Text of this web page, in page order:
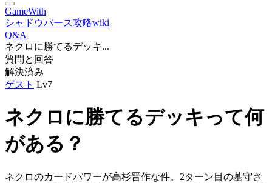
GameWith
シャドウバース攻略wiki
Q&A
ネクロに勝てるデッキ...
質問と回答
解決済み
ゲスト Lv7
ネクロに勝てるデッキって何
がある？
ネクロのカードパワーが高杉晋作な件。2ターン目の墓守さ